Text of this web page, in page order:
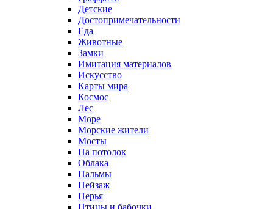
Детские
Достопримечательности
Еда
Животные
Замки
Имитация материалов
Искусство
Карты мира
Космос
Лес
Море
Морские жители
Мосты
На потолок
Облака
Пальмы
Пейзаж
Перья
Птицы и бабочки